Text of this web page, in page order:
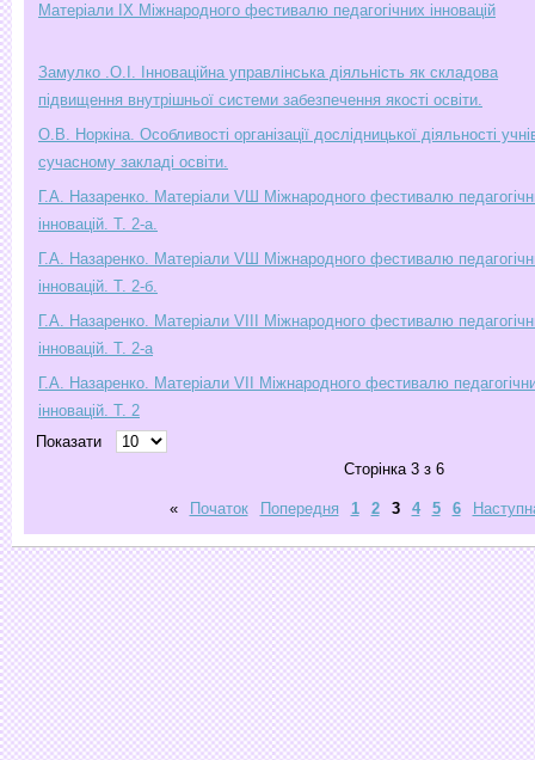
Матеріали ІХ Міжнародного фестивалю педагогічних інновацій
Замулко .О.І. Інноваційна управлінська діяльність як складова
підвищення внутрішньої системи забезпечення якості освіти.
О.В. Норкіна. Особливості організації дослідницької діяльності
сучасному закладі освіти.
Г.А. Назаренко. Матеріали VШ Міжнародного фестивалю
інновацій. Т. 2-а.
Г.А. Назаренко. Матеріали VШ Міжнародного фестивалю
інновацій. Т. 2-б.
Г.А. Назаренко. Матеріали VІІІ Міжнародного фестивалю
інновацій. Т. 2-а
Г.А. Назаренко. Матеріали VІІ Міжнародного фестивалю
інновацій. Т. 2
Показати
Сторінка 3 з 6
« Початок Попередня 1 2 3 4 5 6